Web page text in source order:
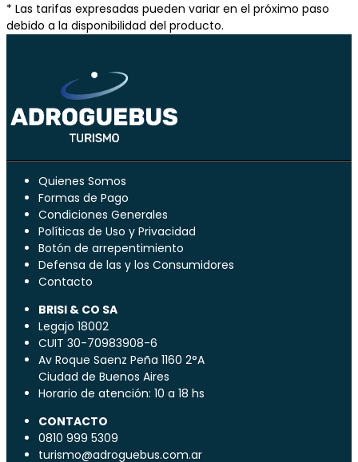
* Las tarifas expresadas pueden variar en el próximo paso
debido a la disponibilidad del producto.
Quienes Somos
Formas de Pago
Condiciones Generales
Políticas de Uso y Privacidad
Botón de arrepentimiento
Defensa de las y los Consumidores
Contacto
BRISI & CO SA
Legajo 18002
CUIT 30-70983908-6
Av Roque Saenz Peña 1160 2°A
Ciudad de Buenos Aires
Horario de atención: 10 a 18 hs
CONTACTO
0810 999 5309
turismo@adroguebus.com.ar